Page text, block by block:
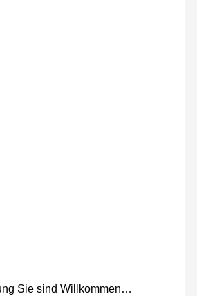
Sie sind Willkommen…